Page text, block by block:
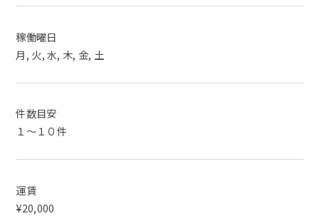
稼働曜日
月, 火, 水, 木, 金, 土
件数目安
１～１０件
運賃
¥20,000